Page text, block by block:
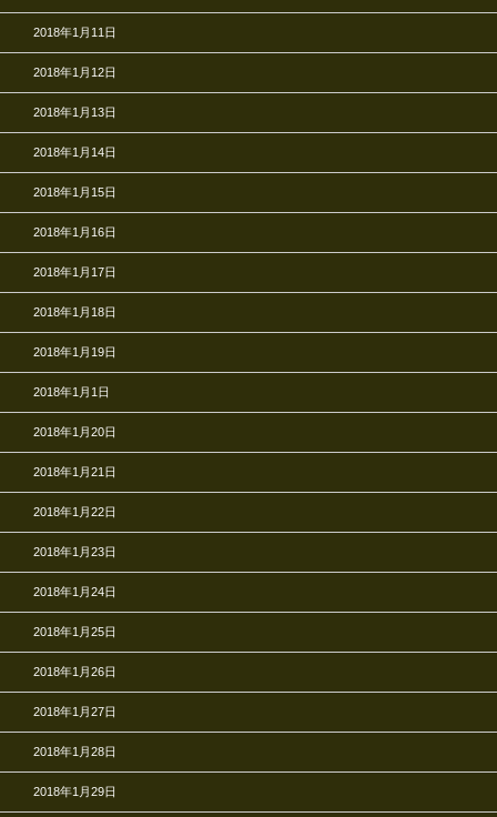
2018年1月11日
2018年1月12日
2018年1月13日
2018年1月14日
2018年1月15日
2018年1月16日
2018年1月17日
2018年1月18日
2018年1月19日
2018年1月1日
2018年1月20日
2018年1月21日
2018年1月22日
2018年1月23日
2018年1月24日
2018年1月25日
2018年1月26日
2018年1月27日
2018年1月28日
2018年1月29日